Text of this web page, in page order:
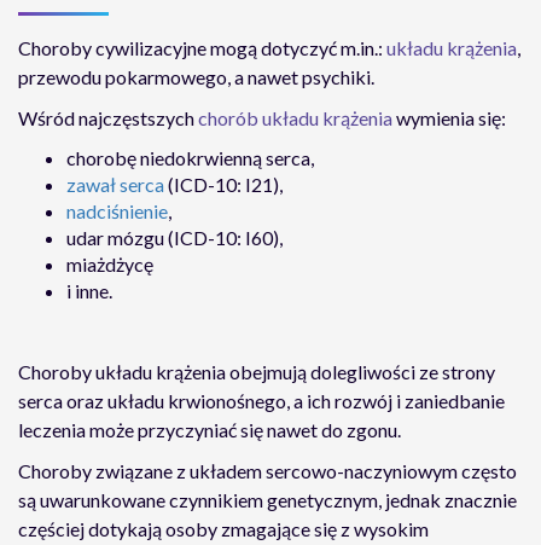
Choroby cywilizacyjne mogą dotyczyć m.in.: układu krążenia,
przewodu pokarmowego, a nawet psychiki.
Wśród najczęstszychchorób układu krążeniawymienia się:
chorobę niedokrwienną serca,
zawał serca(ICD-10: I21),
nadciśnienie,
udar mózgu (ICD-10: I60),
miażdżycę
i inne.
Choroby układu krążenia obejmują dolegliwości ze strony
serca oraz układu krwionośnego, a ich rozwój i zaniedbanie
leczenia może przyczyniać się nawet do zgonu.
Choroby związane z układem sercowo-naczyniowym często
są uwarunkowane czynnikiem genetycznym, jednak znacznie
częściej dotykają osoby zmagające się z wysokim